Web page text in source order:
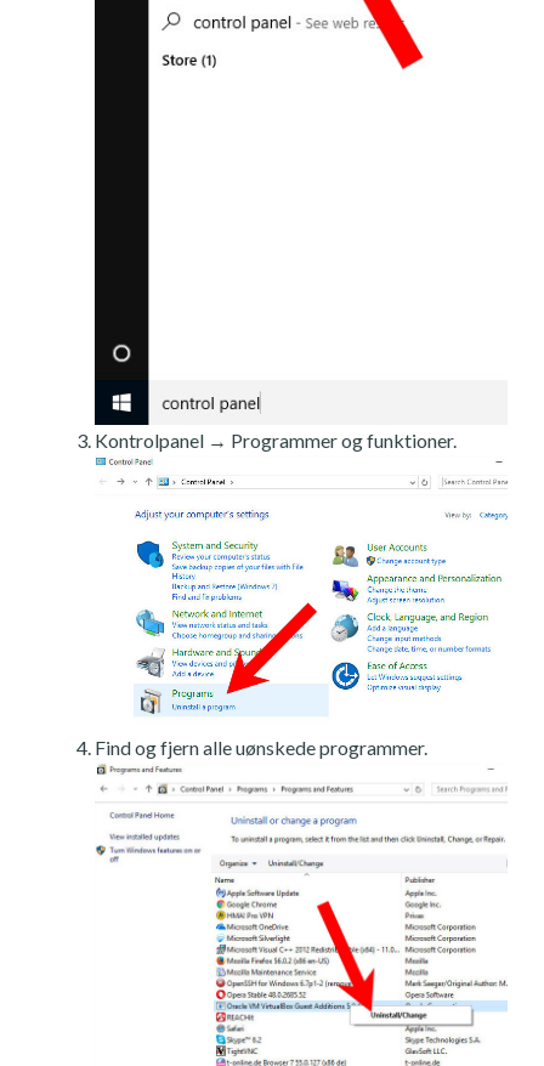
Kontrolpanel → Programmer og funktioner.
Find og fjern alle uønskede programmer.